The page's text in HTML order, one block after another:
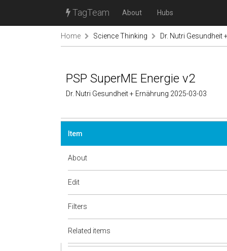
TagTeam About Hubs
Home Science Thinking Dr. Nutri Gesundheit
PSP SuperME Energie v2
Dr. Nutri Gesundheit + Ernährung 2025-03-03
Item
About
Edit
Filters
Related items